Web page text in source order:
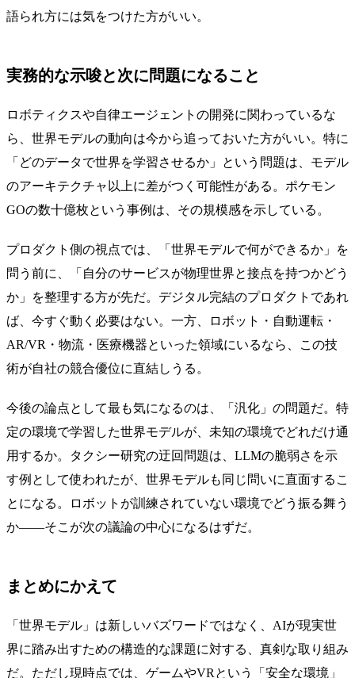
語られ方には気をつけた方がいい。
実務的な示唆と次に問題になること
ロボティクスや自律エージェントの開発に関わっているな
ら、世界モデルの動向は今から追っておいた方がいい。特に
「どのデータで世界を学習させるか」という問題は、モデル
のアーキテクチャ以上に差がつく可能性がある。ポケモン
GOの数十億枚という事例は、その規模感を示している。
プロダクト側の視点では、「世界モデルで何ができるか」を
問う前に、「自分のサービスが物理世界と接点を持つかどう
か」を整理する方が先だ。デジタル完結のプロダクトであれ
ば、今すぐ動く必要はない。一方、ロボット・自動運転・
AR/VR・物流・医療機器といった領域にいるなら、この技
術が自社の競合優位に直結しうる。
今後の論点として最も気になるのは、「汎化」の問題だ。特
定の環境で学習した世界モデルが、未知の環境でどれだけ通
用するか。タクシー研究の迂回問題は、LLMの脆弱さを示
す例として使われたが、世界モデルも同じ問いに直面するこ
とになる。ロボットが訓練されていない環境でどう振る舞う
か——そこが次の議論の中心になるはずだ。
まとめにかえて
「世界モデル」は新しいバズワードではなく、AIが現実世
界に踏み出すための構造的な課題に対する、真剣な取り組み
だ。ただし現時点では、ゲームやVRという「安全な環境」